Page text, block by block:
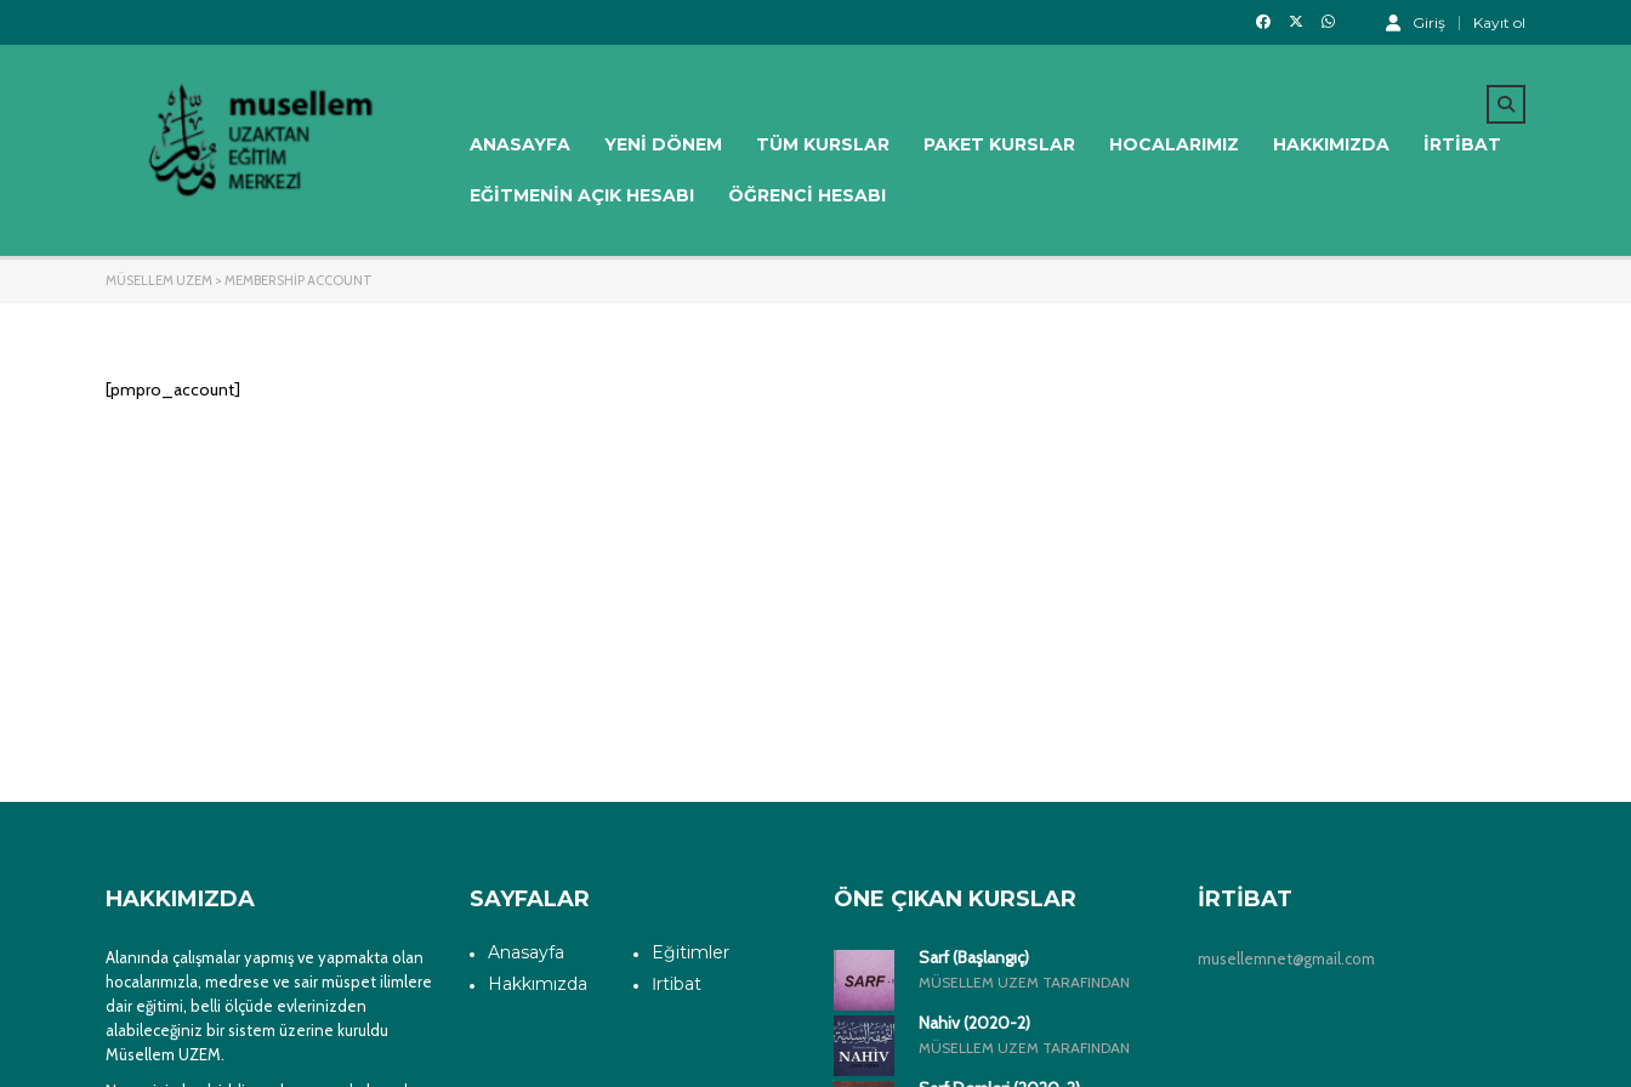
Giriş Kayıt ol
ANASAYFA YENI DÖNEM TÜM KURSLAR PAKET KURSLAR HOCALARIMIZ HAKKIMIZDA İRTIBAT
EĞITMENIN AÇIK HESABI ÖĞRENCI HESABI
MÜSELLEM UZEM > MEMBERSHIP ACCOUNT
[pmpro_account]
HAKKIMIZDA
Alanında çalışmalar yapmış ve yapmakta olan
hocalarımızla, medrese ve sair müspet ilimlere
dair eğitimi, belli ölçüde evlerinizden
alabileceğiniz bir sistem üzerine kuruldu
Müsellem UZEM.
SAYFALAR
Anasayfa
Eğitimler
Hakkımızda
İrtibat
ÖNE ÇIKAN KURSLAR
Sarf (Başlangıç)
MÜSELLEM UZEM TARAFINDAN
Nahiv (2020-2)
MÜSELLEM UZEM TARAFINDAN
İRTIBAT
musellemnet@gmail.com